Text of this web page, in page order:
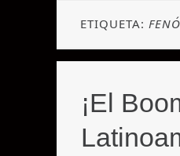
ETIQUETA:
¡El